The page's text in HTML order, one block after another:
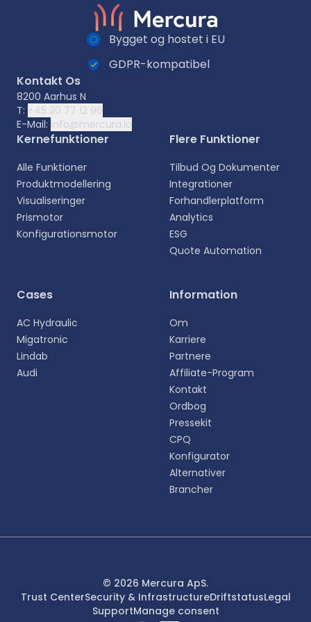
Vælg sprog
oplevelse.
Svenska
Français
Bygget og hostet i EU
GDPR-kompatibel
Kontakt Os
8200 Aarhus N
T: +45 20 77 12 96
E-Mail: info@mercura.io
Kernefunktioner
Alle Funktioner
Produktmodellering
Visualiseringer
Prismotor
Konfigurationsmotor
Flere Funktioner
Tilbud Og Dokumenter
Integrationer
Forhandlerplatform
Analytics
ESG
Quote Automation
Cases
AC Hydraulic
Migatronic
Lindab
Audi
Information
Om
Karriere
Partnere
Affiliate-Program
Kontakt
Ordbog
Pressekit
CPQ
Konfigurator
Alternativer
Brancher
© 2026 Mercura ApS.
Trust CenterSecurity & InfrastructureDriftstatusLegal
SupportManage consent